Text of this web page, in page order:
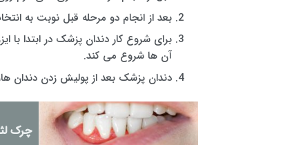
بعد از انجام دو مرحله قبل نوبت به
برای شروع کار دندان پزشک در ابتدا
آن ها شروع می کند.
دندان پزشک بعد از پولیش زدن دندان
چرک